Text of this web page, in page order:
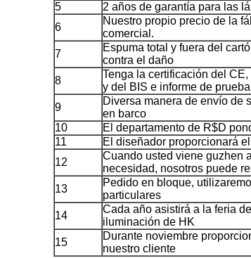
5
2 años de garantía para las
6
Nuestro propio precio de la
comercial.
7
Espuma total y fuera del
contra el daño
8
Tenga la certificación del
y del BIS e informe de
9
Diversa manera de envío de
en barco
10
El departamento de R$D
11
El diseñador proporcionará
12
Cuando usted viene guzhen
necesidad, nosotros puede
13
Pedido en bloque,
particulares
14
Cada año asistirá a la feria
iluminación de HK
15
Durante noviembre
nuestro cliente